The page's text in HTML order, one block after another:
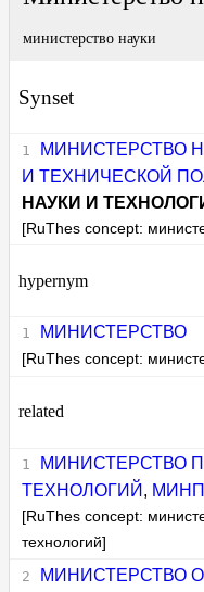
министерство науки
Synset
МИНИСТЕРСТВО
И ТЕХНИЧЕСКОЙ
НАУКИ И
[RuThes concept:
hypernym
МИНИСТЕРСТВО
[RuThes concept:
related
МИНИСТЕРСТВО
ТЕХНОЛОГИЙ ,
[RuThes concept:
технологий]
МИНИСТЕРСТВО